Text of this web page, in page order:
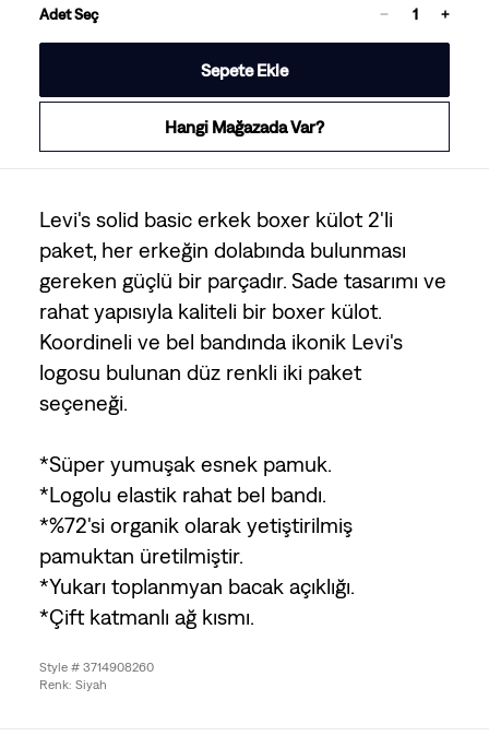
Adet Seç
Sepete Ekle
Hangi Mağazada Var?
Levi's solid basic erkek boxer külot 2'li
paket, her erkeğin dolabında bulunması
gereken güçlü bir parçadır. Sade tasarımı ve
rahat yapısıyla kaliteli bir boxer külot.
Koordineli ve bel bandında ikonik Levi's
logosu bulunan düz renkli iki paket
seçeneği.
*Süper yumuşak esnek pamuk.
*Logolu elastik rahat bel bandı.
*%72'si organik olarak yetiştirilmiş
pamuktan üretilmiştir.
*Yukarı toplanmyan bacak açıklığı.
*Çift katmanlı ağ kısmı.
Style # 3714908260
Renk: Siyah